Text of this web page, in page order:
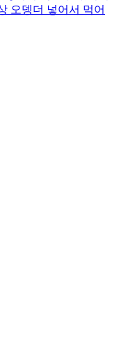
오뎅더 넣어서 먹어